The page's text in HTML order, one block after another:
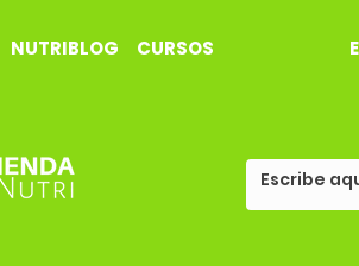
NUTRIBLOG CURSOS